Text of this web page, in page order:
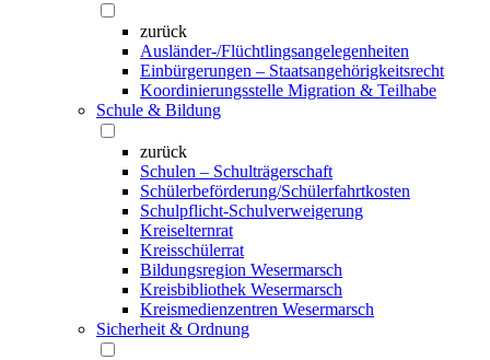
zurück
Ausländer-/Flüchtlingsangelegenheiten
Einbürgerungen – Staatsangehörigkeitsrecht
Koordinierungsstelle Migration & Teilhabe
Schule & Bildung
zurück
Schulen – Schulträgerschaft
Schülerbeförderung/Schülerfahrtkosten
Schulpflicht-Schulverweigerung
Kreiselternrat
Kreisschülerrat
Bildungsregion Wesermarsch
Kreisbibliothek Wesermarsch
Kreismedienzentren Wesermarsch
Sicherheit & Ordnung